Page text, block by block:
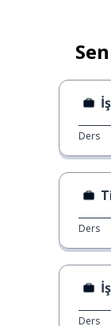
Ders
Ders
Ders